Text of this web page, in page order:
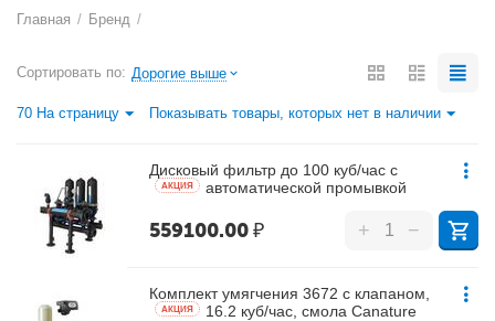
Главная / Бренд /
Сортировать по: Дорогие выше
70 На страницу Показывать товары, которых нет в наличии
Дисковый фильтр до 100 куб/час с
автоматической промывкой
AКЦИЯ
559100.00₽ + −
Комплект умягчения 3672 с клапаном,
16.2 куб/час, смола Canature
AКЦИЯ